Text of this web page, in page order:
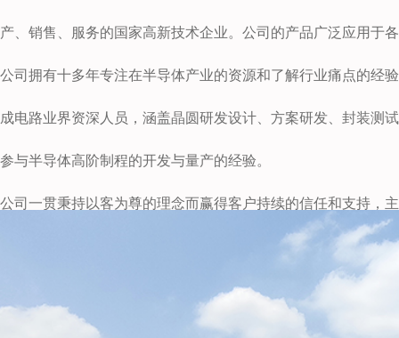
产、销售、服务的国家高新技术企业。公司的产品广泛应用于
公司拥有十多年专注在半导体产业的资源和了解行业痛点的经
成电路业界资深人员，涵盖晶圆研发设计、方案研发、封装测
参与半导体高阶制程的开发与量产的经验。
公司一贯秉持以客为尊的理念而赢得客户持续的信任和支持，